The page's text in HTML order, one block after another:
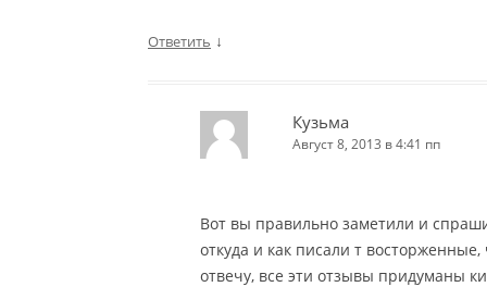
Ответить ↓
Кузьма
Август 8, 2013 в 4:41 пп
Вот вы правильно заметили и
откуда и как писали т
отвечу, все эти отзывы придуманы